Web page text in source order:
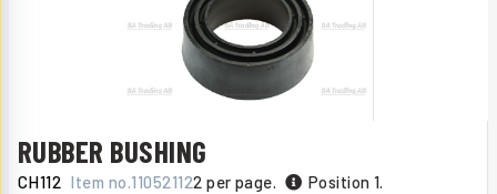
RUBBER BUSHING
CH112 Item no.110521122 per page. Position 1.